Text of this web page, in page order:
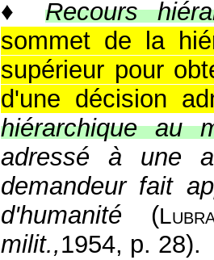
♦ Recours
sommet de la
supérieur pour
d'une décision
hiérarchique au
adressé à une
demandeur fait
d'humanité (
milit.,1954, p. 28).